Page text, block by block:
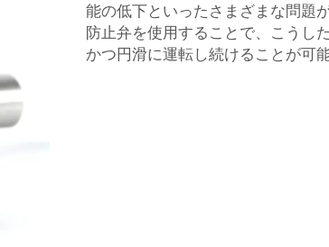
能の低下といったさまざまな問題
防止弁を使用することで、こうし
かつ円滑に運転し続けることが可